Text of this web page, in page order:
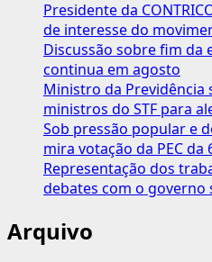
Presidente da
de interesse do
Discussão sobre fim da
continua em agosto
Ministro da
ministros do STF para
Sob pressão popular e
mira votação da PEC da
Representação dos
debates com o governo
Arquivo